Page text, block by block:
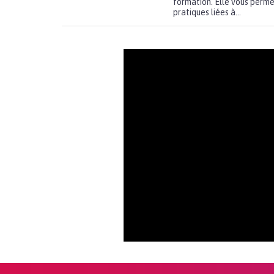
pratiques liées à...